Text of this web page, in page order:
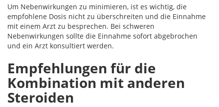
Um Nebenwirkungen zu minimieren, ist es wichtig, die
empfohlene Dosis nicht zu überschreiten und die Einnahme
mit einem Arzt zu besprechen. Bei schweren
Nebenwirkungen sollte die Einnahme sofort abgebrochen
und ein Arzt konsultiert werden.
Empfehlungen für die
Kombination mit anderen
Steroiden